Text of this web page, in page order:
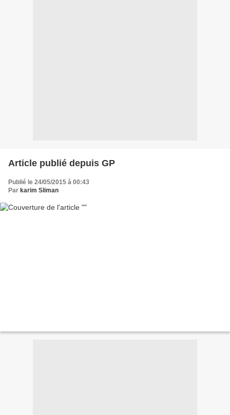
Article publié depuis GP
Publié le 24/05/2015 à 00:43
Par karim Sliman